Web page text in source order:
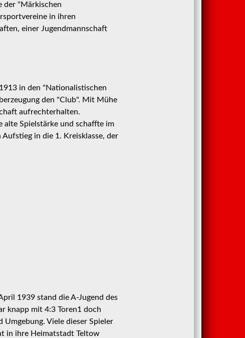
der "Märkischen
in ihren
einer Jugendmannschaft
in den "Nationalistischen
den "Club". Mit Mühe
aufrechterhalten.
alte Spielstärke und schaffte im
in die 1. Kreisklasse, der
1939 stand die A-Jugend des
knapp mit 4:3 Toren1 doch
Viele dieser Spieler
in ihre Heimatstadt Teltow